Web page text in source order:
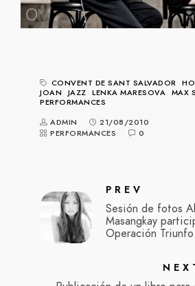
CONVENT DE SANT SALVADOR
JOAN
JAZZ LENKA MARESOVA MAX
PERFORMANCES
ADMIN
21/08/2010
PERFORMANCES
0
PREV
Sesión de fotos
Masangkay
Operación Triunfo